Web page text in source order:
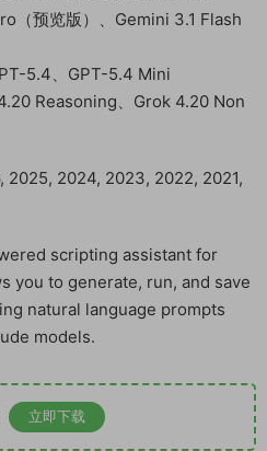
（预览版）、Gemini 3.1 Flash
5.4、GPT-5.4 Mini
Reasoning、Grok 4.20 Non
2025, 2024, 2023, 2022, 2021,
scripting assistant for
you to generate, run, and save
natural language prompts
models.
立即下载